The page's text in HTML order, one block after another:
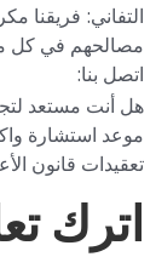
التفاني: فريقنا
مصالحهم في كل
اتصل بنا:
هل أنت مستعد
موعد استشارة
تعقيدات قانون
اترك